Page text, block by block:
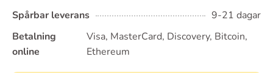
Spårbar leverans
9-21 dagar
Betalning
online
Visa, MasterCard, Discovery, Bitcoin,
Ethereum